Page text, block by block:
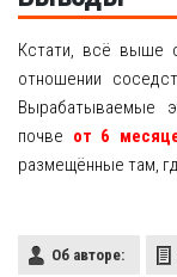
Кстати, всё выше
отношении
Вырабатываемые
почве от 6
размещённые там,
Об авторе: